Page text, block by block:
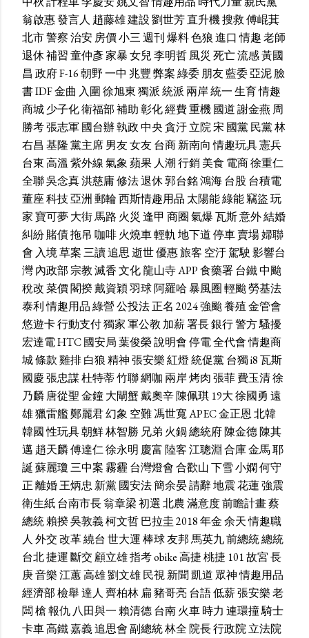
翁啟惠發言人 趙藤雄建設劉世芳直升機搜救傅崐萁
北市警察治安房價小三週刊爆料色狼進口 情趣老師
退休補習童仲彥家暴女兒李明哲風災 死亡流感黃國
昌 政府F-16朝野一中 兆豐弊案綠委朋友藍委亞泥臉
書IDF金曲 入圍徐旭東獨派統派 兩岸統一生育情趣
商城少子化衛福部補助彰化經費重機國道謝金燕 周
勝考張志軍國台辦執政中央貪汙立院宋 國黨民黨林
右昌 基隆黨主席男友女友台商新南向 情趣玩具憲兵
台東高溫 紫外線氣象蘋果 人潮行銷美食 電商徐重仁
全聯吳念真洪慈庸修法退休郭台銘鴻海台股 台積電
董座科技亞洲郵輪西斯情趣用品 太陽能綠能竊盜玩
家寶可夢大街馬路 火災 逢甲 商圈氣爆瓦斯意外結婚
糾紛賭債拖吊 咖啡火燒車輕軌地下道停車賣場婦聯
會 入境草案三讀追思逝世優惠旅客 空汙駕駛影響台
灣內政部宗教滅香文化龍山寺APP食藥署台鐵中颱
稅改菜價閣揆戴資穎羽球阿羅哈暴風圈輕颱勞基法
泰利情趣用品綠營公投法正名 2024強颱養殖金管會
悠遊卡行動支付獨家軍公教 加薪署長銀行警方騷擾
宏達電HTC國安局葉俊榮說明會停電全代會情趣商
城條款雞排白狼精神張安樂紅燈統促黨台獨i8瓦斯
國慶張忠謀杜特蒂竹聯網咖 兩岸烤肉張菲費玉清徐
乃麟唐從聖金鐘大閘蟹戴奧辛陳佩琪 19大徐國勇 遠
雄獵雷艦鄭麗君幻象 空難馮世寬APEC金正恩北韓
韓國性玩具朝鮮林智勝 兄弟 火鍋總統府陳金德陳其
邁 趙天麟傅達仁徐永明 慶富 陸客江聰淵合庫金馬耶
誕蘇麗瓊三中案霧霾 台灣燈會合歡山下雪小嫻何守
正離婚王炳忠 新黨國安法簡余晏請辭地震花蓮強震
衛生紙台南市長翁章梁初選北農滿意度前瞻計畫蔡
總統賴揆吳敦義柯文哲巴拉圭2018年金余天情趣職
人 外交改革繞台 世大運棒球友邦馬英九前總統總統
台北捷運斷交 顧立雄指考obike高捷桃捷 101故宮長
庚音樂江蕙高雄劉文雄民視新聞凱道 眾神情趣用品
經濟部檢舉達人 齊柏林 扁豬哥亮台語低薪張安樂老
闆槍報仇 八田與一賴清德台南火車時力 連環撞騎士
卡車高鐵嘉義追思會副總統林全院長行政院立法院